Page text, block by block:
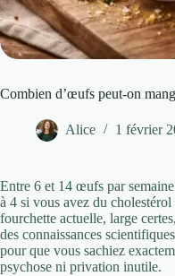
Combien d’œufs peut-on
Alice 1 février
Entre 6 et 14 œufs par
à 4 si vous avez du
fourchette actuelle, large
des connaissances
pour que vous sachiez
psychose ni privation inutile.